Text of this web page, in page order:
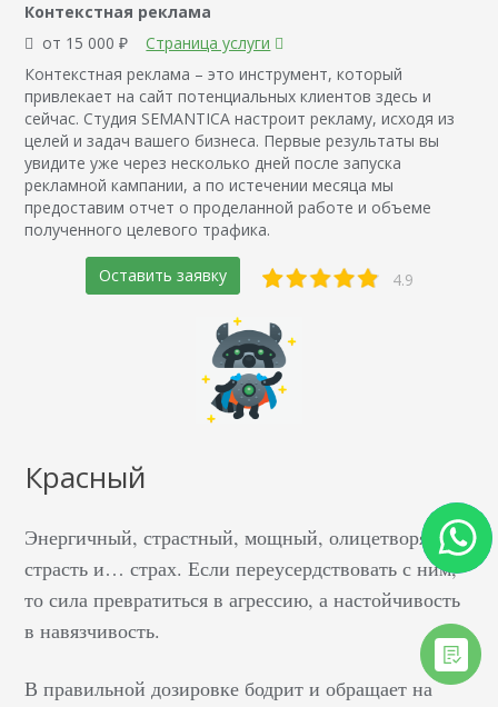
Контекстная реклама
от 15 000 ₽
Страница услуги
Контекстная реклама – это инструмент, который
привлекает на сайт потенциальных клиентов здесь и
сейчас. Студия SEMANTICA настроит рекламу, исходя из
целей и задач вашего бизнеса. Первые результаты вы
увидите уже через несколько дней после запуска
рекламной кампании, а по истечении месяца мы
предоставим отчет о проделанной работе и объеме
полученного целевого трафика.
Оставить заявку 4.9
Красный
Энергичный, страстный, мощный, олицетворяет
страсть и… страх. Если переусердствовать с ним,
то сила превратиться в агрессию, а настойчивость
в навязчивость.
В правильной дозировке бодрит и обращает на